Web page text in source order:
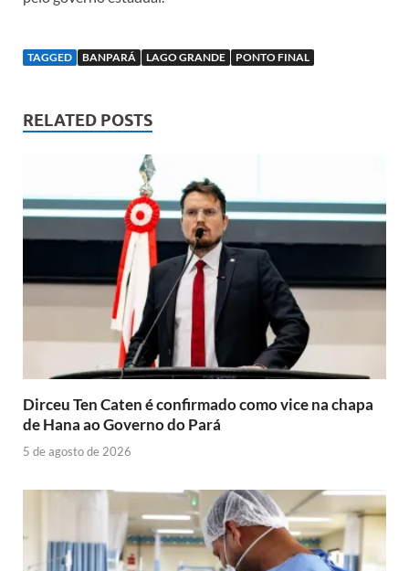
TAGGED BANPARÁ LAGO GRANDE PONTO FINAL
RELATED POSTS
Dirceu Ten Caten é confirmado como vice na chapa
de Hana ao Governo do Pará
5 de agosto de 2026